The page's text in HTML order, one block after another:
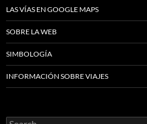
LAS VÍAS EN GOOGLE MAPS
SOBRE LA WEB
SIMBOLOGÍA
INFORMACIÓN SOBRE VIAJES
Search